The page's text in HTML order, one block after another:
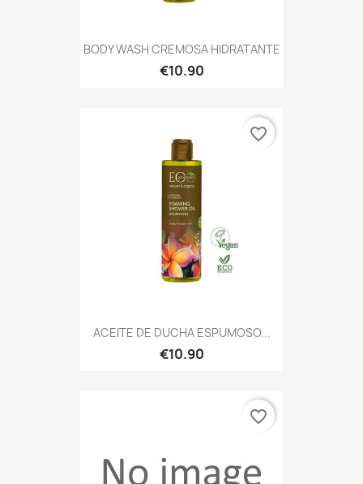
BODY WASH CREMOSA HIDRATANTE
€10.90
ACEITE DE DUCHA ESPUMOSO...
€10.90
favorite_border
favorite_border